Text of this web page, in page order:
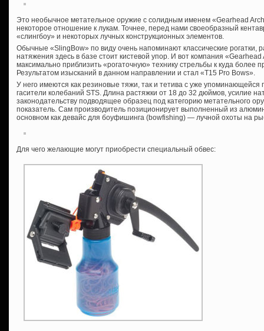
Это необычное метательное оружие с солидным именем «Gearhead
некоторое отношение к лукам. Точнее, перед нами своеобразный
«слингбоу» и некоторых лучных конструкционных элементов.
Обычные «SlingBow» по виду очень напоминают классические рогатки,
натяжения здесь в базе стоит кистевой упор. И вот компания
максимально приблизить «рогаточную» технику стрельбы к куда более
Результатом изысканий в данном направлении и стал «T15 Pro Bows».
У него имеются как резиновые тяжи, так и тетива с уже упоминающейся
гасители колебаний STS. Длина растяжки от 18 до 32 дюймов, усилие
законодательству подводящее образец под категорию метательного
показатель. Сам производитель позиционирует выполненный из
основном как девайс для боуфишинга (bowfishing) — лучной охоты на
Для чего желающие могут приобрести специальный обвес: